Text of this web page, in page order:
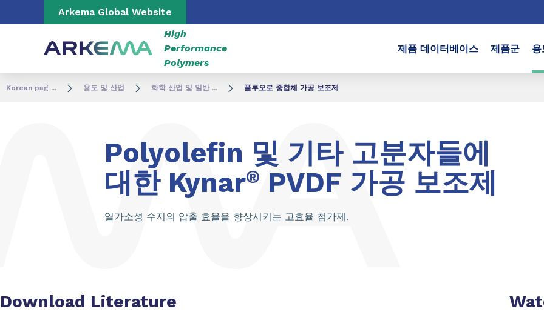
Go to content Go to navigation
Arkema Global Website
High
Performance
Polymers
제품 데이터베이스 제품군
Korean pag ... 용도 및 산업 화학 산업 및 일반 ... 플루오로 중합체 가공 보조제
Polyolefin 및 기타 고분자들에
대한 Kynar® PVDF 가공 보조제
열가소성 수지의 압출 효율을 향상시키는 고효율 첨가제.
Download Literature